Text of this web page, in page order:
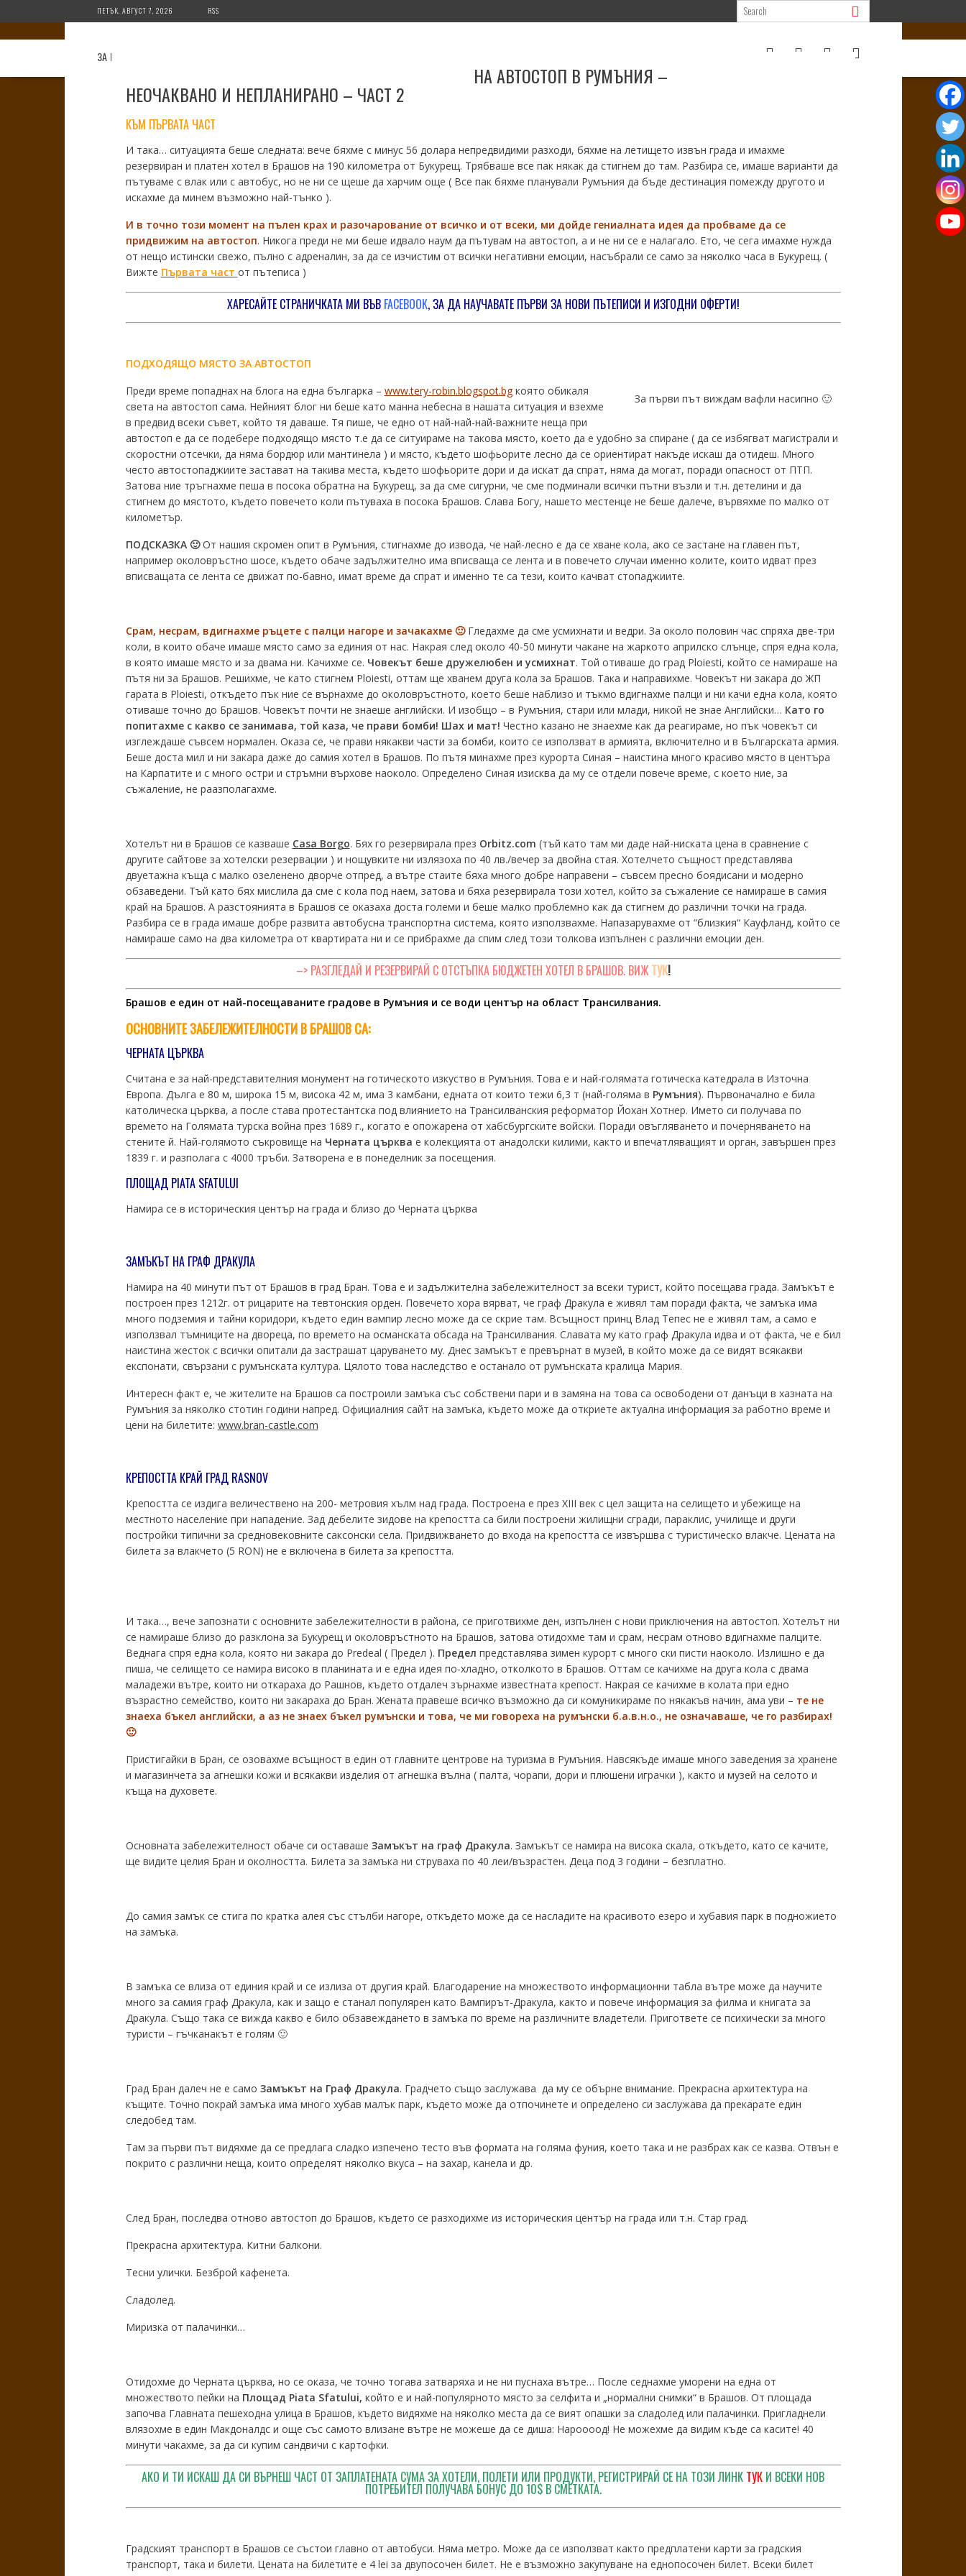
to
content
ПЕТЪК, АВГУСТ 7, 2026 RSS
ЗА МЕН
НА АВТОСТОП В РУМЪНИЯ –
НЕОЧАКВАНО И НЕПЛАНИРАНО – ЧАСТ 2
КЪМ ПЪРВАТА ЧАСТ
И така… ситуацията беше следната: вече бяхме с минус 56 долара непредвидими разходи, бяхме на летището извън града и имахме
резервиран и платен хотел в Брашов на 190 километра от Букурещ. Трябваше все пак някак да стигнем до там. Разбира се, имаше варианти да
пътуваме с влак или с автобус, но не ни се щеше да харчим още ( Все пак бяхме планували Румъния да бъде дестинация помежду другото и
искахме да минем възможно най-тънко ).
И в точно този момент на пълен крах и разочарование от всичко и от всеки, ми дойде гениалната идея да пробваме да се
придвижим на автостоп. Никога преди не ми беше идвало наум да пътувам на автостоп, а и не ни се е налагало. Ето, че сега имахме нужда
от нещо истински свежо, пълно с адреналин, за да се изчистим от всички негативни емоции, насъбрали се само за няколко часа в Букурещ. (
Вижте Първата част от пътеписа )
ХАРЕСАЙТЕ СТРАНИЧКАТА МИ ВЪВ FACEBOOK, ЗА ДА НАУЧАВАТЕ ПЪРВИ ЗА НОВИ ПЪТЕПИСИ И ИЗГОДНИ ОФЕРТИ!
ПОДХОДЯЩО МЯСТО ЗА АВТОСТОП
За първи път виждам вафли насипно 🙂
Преди време попаднах на блога на една българка – www.tery-robin.blogspot.bgкоято обикаля
света на автостоп сама. Нейният блог ни беше като манна небесна в нашата ситуация и взехме
в предвид всеки съвет, който тя даваше. Тя пише, че едно от най-най-най-важните неща при
автостоп е да се подебере подходящо място т.е да се ситуираме на такова място, което да е удобно за спиране ( да се избягват магистрали и
скоростни отсечки, да няма бордюр или мантинела ) и място, където шофьорите лесно да се ориентират накъде искаш да отидеш. Много
често автостопаджиите застават на такива места, където шофьорите дори и да искат да спрат, няма да могат, поради опасност от ПТП.
Затова ние тръгнахме пеша в посока обратна на Букурещ, за да сме сигурни, че сме подминали всички пътни възли и т.н. детелини и да
стигнем до мястото, където повечето коли пътуваха в посока Брашов. Слава Богу, нашето местенце не беше далече, вървяхме по малко от
километър.
ПОДСКАЗКА 🙂От нашия скромен опит в Румъния, стигнахме до извода, че най-лесно е да се хване кола, ако се застане на главен път,
например околовръстно шосе, където обаче задължително има вписваща се лента и в повечето случаи именно колите, които идват през
вписващата се лента се движат по-бавно, имат време да спрат и именно те са тези, които качват стопаджиите.
Срам, несрам, вдигнахме ръцете с палци нагоре и зачакахме 🙂Гледахме да сме усмихнати и ведри. За около половин час спряха две-три
коли, в които обаче имаше място само за единия от нас. Накрая след около 40-50 минути чакане на жаркото априлско слънце, спря една кола,
в която имаше място и за двама ни. Качихме се. Човекът беше дружелюбен и усмихнат. Той отиваше до град Ploiesti, който се намираше на
пътя ни за Брашов. Решихме, че като стигнем Ploiesti, оттам ще хванем друга кола за Брашов. Така и направихме. Човекът ни закара до ЖП
гарата в Ploiesti, откъдето пък ние се върнахме до околовръстното, което беше наблизо и тъкмо вдигнахме палци и ни качи една кола, която
отиваше точно до Брашов. Човекът почти не знаеше английски. И изобщо – в Румъния, стари или млади, никой не знае Английски… Като го
попитахме с какво се занимава, той каза, че прави бомби! Шах и мат! Честно казано не знаехме как да реагираме, но пък човекът си
изглеждаше съвсем нормален. Оказа се, че прави някакви части за бомби, които се използват в армията, включително и в Българската армия.
Беше доста мил и ни закара даже до самия хотел в Брашов. По пътя минахме през курорта Синая – наистина много красиво място в центъра
на Карпатите и с много остри и стръмни върхове наоколо. Определено Синая изисква да му се отдели повече време, с което ние, за
съжаление, не раазполагахме.
Хотелът ни в Брашов се казваше Casa Borgo. Бях го резервирала през Orbitz.com (тъй като там ми даде най-ниската цена в сравнение с
другите сайтове за хотелски резервации ) и нощувките ни излязоха по 40 лв./вечер за двойна стая. Хотелчето същност представлява
двуетажна къща с малко озеленено дворче отпред, а вътре стаите бяха много добре направени – съвсем пресно боядисани и модерно
обзаведени. Тъй като бях мислила да сме с кола под наем, затова и бяха резервирала този хотел, който за съжаление се намираше в самия
край на Брашов. А разстоянията в Брашов се оказаха доста големи и беше малко проблемно как да стигнем до различни точки на града.
Разбира се в града имаше добре развита автобусна транспортна система, която използвахме. Напазарувахме от “близкия“ Кауфланд, който се
намираше само на два километра от квартирата ни и се прибрахме да спим след този толкова изпълнен с различни емоции ден.
–> РАЗГЛЕДАЙ И РЕЗЕРВИРАЙ С ОТСТЪПКА БЮДЖЕТЕН ХОТЕЛ В БРАШОВ. ВИЖ ТУК!
Брашов е един от най-посещаваните градове в Румъния и се води център на област Трансилвания.
ОСНОВНИТЕЗАБЕЛЕЖИТЕЛНОСТИ В БРАШОВСА:
ЧЕРНАТА ЦЪРКВА
Считана e за най-представителния монумент на готическото изкуство в Румъния. Това е и най-голямата готическа катедрала в Източна
Европа. Дълга е 80 м, широка 15 м, висока 42 м, има 3 камбани, едната от които тежи 6,3 т (най-голяма в Румъния). Първоначално е била
католическа църква, а после става протестантска под влиянието на Трансилванския реформатор Йохан Хотнер. Името си получава по
времето на Голямата турска война през 1689 г., когато е опожарена от хабсбургските войски. Поради овъгляването и почерняването на
стените й. Най-голямото съкровище на Черната църква е колекцията от анадолски килими, както и впечатляващият и орган, завършен през
1839 г. и разполага с 4000 тръби. Затворена е в понеделник за посещения.
ПЛОЩАД PIATA SFATULUI
Намира се в историческия център на града и близо до Черната църква
ЗАМЪКЪТ НА ГРАФ ДРАКУЛА
Намира на 40 минути път от Брашов в град Бран. Това е и задължителна забележителност за всеки турист, който посещава града. Замъкът е
построен през 1212г. от рицарите на тевтонския орден. Повечето хора вярват, че граф Дракула е живял там поради факта, че замъка има
много подземия и тайни коридори, където един вампир лесно може да се скрие там. Всъщност принц Влад Тепес не е живял там, а само е
използвал тъмниците на двореца, по времето на османската обсада на Трансилвания. Славата му като граф Дракула идва и от факта, че е бил
наистина жесток с всички опитали да застрашат царуването му. Днес замъкът е превърнат в музей, в който може да се видят всякакви
експонати, свързани с румънската култура. Цялото това наследство е останало от румънската кралица Мария.
Интересн факт е, че жителите на Брашов са построили замъка със собствени пари и в замяна на това са освободени от данъци в хазната на
Румъния за няколко стотин години напред. Официалния сайт на замъка, където може да откриете актуална информация за работно време и
цени на билетите: www.bran-castle.com
КРЕПОСТТА КРАЙ ГРАД RASNOV
Крепостта се издига величествено на 200- метровия хълм над града. Построена е през XIII век с цел защита на селището и убежище на
местното население при нападение. Зад дебелите зидове на крепостта са били построени жилищни сгради, параклис, училище и други
постройки типични за средновековните саксонски села. Придвижването до входа на крепостта се извършва с туристическо влакче. Цената на
билета за влакчето (5 RON) не е включена в билета за крепостта.
И така…, вече запознати с основните забележителности в района, се приготвихме ден, изпълнен с нови приключения на автостоп. Хотелът ни
се намираше близо до разклона за Букурещ и околовръстното на Брашов, затова отидохме там и срам, несрам отново вдигнахме палците.
Веднага спря една кола, която ни закара до Predeal ( Предел ). Предел представлява зимен курорт с много ски писти наоколо. Излишно е да
пиша, че селището се намира високо в планината и е една идея по-хладно, отколкото в Брашов. Оттам се качихме на друга кола с двама
маладежи вътре, които ни откараха до Рашнов, където отдалеч зърнахме известната крепост. Накрая се качихме в колата при едно
възрастно семейство, които ни закараха до Бран. Жената правеше всичко възможно да си комуникираме по някакъв начин, ама уви – те не
знаеха бъкел английски, а аз не знаех бъкел румънски и това, че ми говореха на румънски б.а.в.н.о., не означаваше, че го разбирах!
🙂
Пристигайки в Бран, се озовахме всъщност в един от главните центрове на туризма в Румъния. Навсякъде имаше много заведения за хранене
и магазинчета за агнешки кожи и всякакви изделия от агнешка вълна ( палта, чорапи, дори и плюшени играчки ), както и музей на селото и
къща на духовете.
Основната забележителност обаче си оставаше Замъкът на граф Дракула. Замъкът се намира на висока скала, откъдето, като се качите,
ще видите целия Бран и околността. Билета за замъка ни струваха по 40 леи/възрастен. Деца под 3 години – безплатно.
До самия замък се стига по кратка алея със стълби нагоре, откъдето може да се насладите на красивото езеро и хубавия парк в подножието
на замъка.
В замъка се влиза от единия край и се излиза от другия край. Благодарение на множеството информационни табла вътре може да научите
много за самия граф Дракула, как и защо е станал популярен като Вампирът-Дракула, както и повече информация за филма и книгата за
Дракула. Също така се вижда какво е било обзавеждането в замъка по време на различните владетели. Пригответе се психически за много
туристи – гъчканакът е голям 🙂
Град Бран далеч не е само Замъкът на Граф Дракула. Градчето също заслужава да му се обърне внимание. Прекрасна архитектура на
къщите. Точно покрай замъка има много хубав малък парк, където може да отпочинете и определено си заслужава да прекарате един
следобед там.
Там за първи път видяхме да се предлага сладко изпечено тесто във формата на голяма фуния, което така и не разбрах как се казва. Отвън е
покрито с различни неща, които определят няколко вкуса – на захар, канела и др.
След Бран, последва отново автостоп до Брашов, където се разходихме из историческия център на града или т.н. Стар град.
Прекрасна архитектура. Китни балкони.
Тесни улички. Безброй кафенета.
Сладолед.
Миризка от палачинки…
Отидохме до Черната църква, но се оказа, че точно тогава затваряха и не ни пуснаха вътре… После седнахме уморени на една от
множеството пейки на Площад Piata Sfatului, който е и най-популярното място за селфита и „нормални снимки“ в Брашов. От площада
започва Главната пешеходна улица в Брашов, където видяхме на няколко места да се вият опашки за сладолед или палачинки. Пригладнели
влязохме в един Макдоналдс и още със самото влизане вътре не можеше да се диша: Нароооод! Не можехме да видим къде са касите! 40
минути чакахме, за да си купим сандвичи с картофки.
АКО И ТИ ИСКАШ ДА СИ ВЪРНЕШ ЧАСТ ОТ ЗАПЛАТЕНАТА СУМА ЗА ХОТЕЛИ, ПОЛЕТИ ИЛИ ПРОДУКТИ, РЕГИСТРИРАЙ СЕ НА ТОЗИ ЛИНК ТУК И ВСЕКИ НОВ
ПОТРЕБИТЕЛ ПОЛУЧАВА БОНУС ДО 10$ В СМЕТКАТА.
Градският транспорт в Брашов се състои главно от автобуси. Няма метро. Може да се използват както предплатени карти за градския
транспорт, така и билети. Цената на билетите е 4 lei за двупосочен билет. Не е възможно закупуване на еднопосочен билет. Всеки билет